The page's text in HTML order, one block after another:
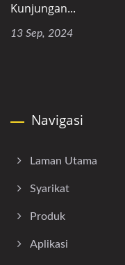
Kunjungan...
13 Sep, 2024
Navigasi
Laman Utama
Syarikat
Produk
Aplikasi